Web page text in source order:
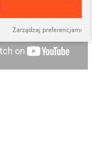
Zarządzaj preferencjami